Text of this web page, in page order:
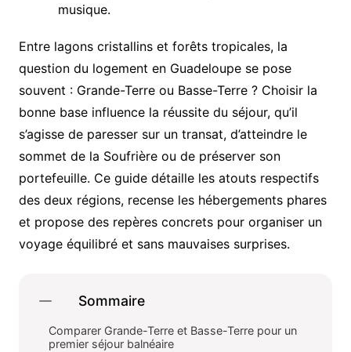
musique.
Entre lagons cristallins et forêts tropicales, la
question du logement en Guadeloupe se pose
souvent : Grande-Terre ou Basse-Terre ? Choisir la
bonne base influence la réussite du séjour, qu’il
s’agisse de paresser sur un transat, d’atteindre le
sommet de la Soufrière ou de préserver son
portefeuille. Ce guide détaille les atouts respectifs
des deux régions, recense les hébergements phares
et propose des repères concrets pour organiser un
voyage équilibré et sans mauvaises surprises.
Sommaire
Comparer Grande-Terre et Basse-Terre pour un
premier séjour balnéaire